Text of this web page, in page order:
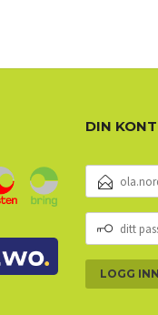
DIN
PASSORD